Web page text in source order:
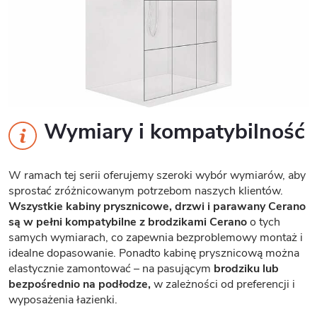
Wymiary i kompatybilność
W ramach tej serii oferujemy szeroki wybór wymiarów, aby
sprostać zróżnicowanym potrzebom naszych klientów.
Wszystkie kabiny prysznicowe, drzwi i parawany Cerano
są w pełni kompatybilne z brodzikami Ceranoo tych
samych wymiarach, co zapewnia bezproblemowy montaż i
idealne dopasowanie. Ponadto kabinę prysznicową można
elastycznie zamontować – na pasującym brodziku lub
bezpośrednio na podłodze,w zależności od preferencji i
wyposażenia łazienki.